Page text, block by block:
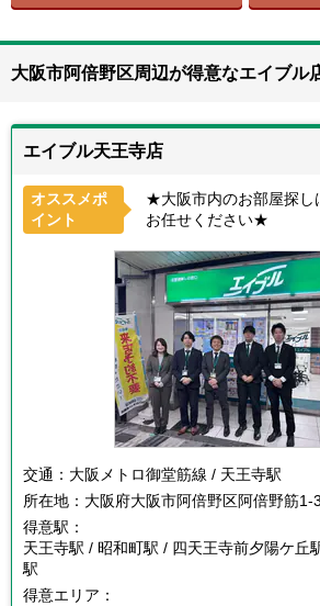
大阪市阿倍野区周辺が得意なエイブル
エイブル天王寺店
オススメポ
イント
★大阪市内のお部屋探し
お任せください★
交通： 大阪メトロ御堂筋線 / 天王寺駅
所在地： 大阪府大阪市阿倍野区阿倍野筋1-
得意駅：
天王寺駅 / 昭和町駅 / 四天王寺前夕陽ケ丘
駅
得意エリア：